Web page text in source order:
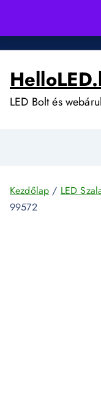
i
LED Bolt és
Kezdőlap / LED
99572